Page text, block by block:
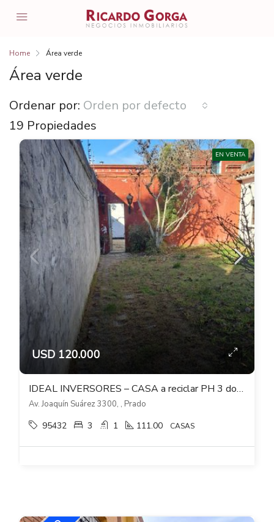
Home Área verde
Área verde
19 Propiedades
Ordenar por: Orden por defecto
EN VENTA
USD 120.000
IDEAL INVERSORES – CASA a reciclar PH 3 dormitorios sobre Joaquín Suarez – Prado
Av. Joaquín Suárez 3300, , Prado
95432 3 1 111.00 CASAS